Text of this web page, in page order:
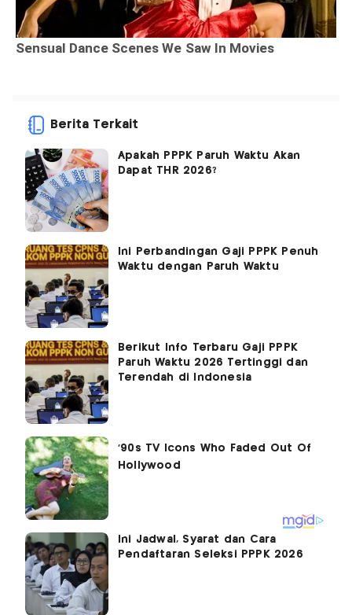
Berita Terkait
Apakah PPPK Paruh Waktu Akan
Dapat THR 2026?
Ini Perbandingan Gaji PPPK Penuh
Waktu dengan Paruh Waktu
Berikut Info Terbaru Gaji PPPK
Paruh Waktu 2026 Tertinggi dan
Terendah di Indonesia
Ini Jadwal, Syarat dan Cara
Pendaftaran Seleksi PPPK 2026